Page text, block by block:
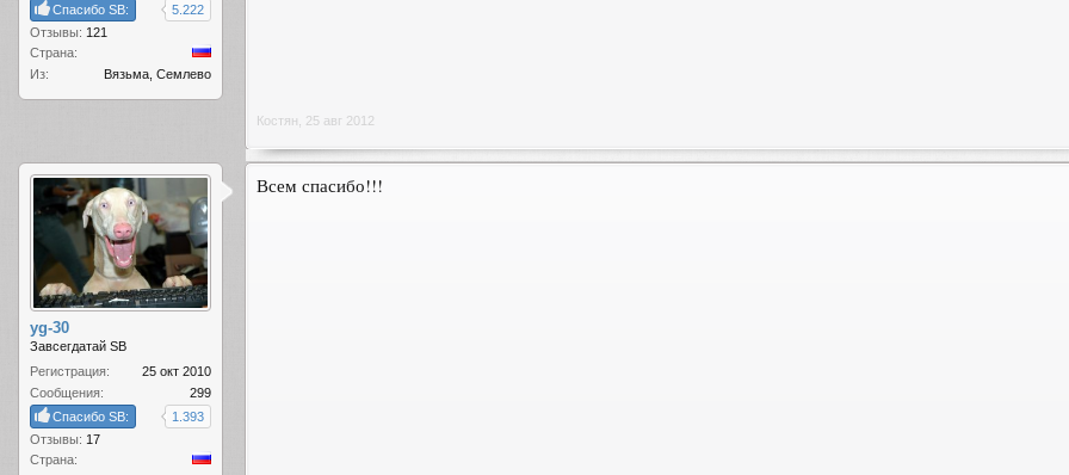
Спасибо SB:
5.222
Отзывы: 121
Страна:
Из:
Вязьма, Семлево
Костян 25 авг 2012
yg-30
Завсегдатай SB
Регистрация:
25 окт 2010
Сообщения:
299
Спасибо SB:
1.393
Отзывы: 17
Страна:
Всем спасибо!!!